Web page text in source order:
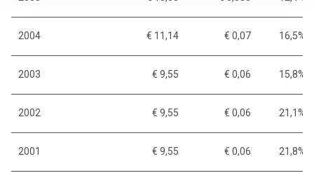
2004 € 11,14 € 0,07 16,5%
2003 € 9,55 € 0,06 15,8%
2002 € 9,55 € 0,06 21,1%
2001 € 9,55 € 0,06 21,8%